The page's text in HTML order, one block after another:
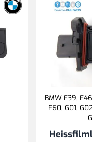
BMW F39,
F60, G01,